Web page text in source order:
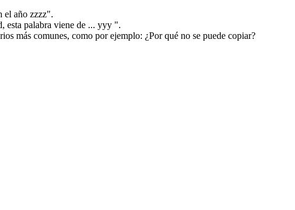
el año zzzz".
esta palabra viene de ... yyy ".
más comunes, como por ejemplo: ¿Por qué no se puede copiar?